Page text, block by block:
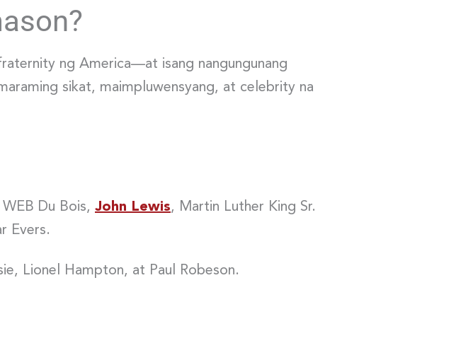
ng America—at isang nangungunang
sikat, maimpluwensyang, at celebrity na
WEB Du Bois, John Lewis, Martin Luther King Sr.
Evers.
Lionel Hampton, at Paul Robeson.